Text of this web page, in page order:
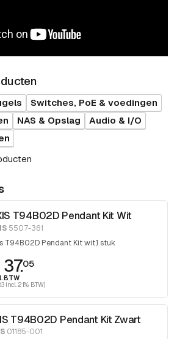
Switches, PoE & voedingen
NAS & Opslag
Audio & I/O
T94B02D Pendant Kit Wit
5507-361
T94B02D Pendant Kit wit,1 stuk
05
BTW
incl. 21% BTW)
T94B02D Pendant Kit Zwart
01185-001